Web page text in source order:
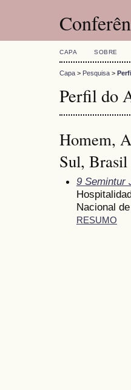
CAPA SOBRE
Capa > Pesquisa >
Perfil do
Homem,
Sul, Brasil
9 Semintur
Nacional
RESUMO